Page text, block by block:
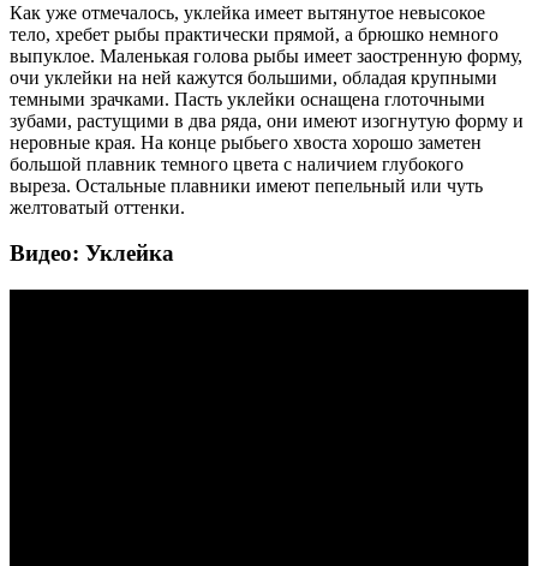
Как уже отмечалось, уклейка имеет вытянутое невысокое
тело, хребет рыбы практически прямой, а брюшко немного
выпуклое. Маленькая голова рыбы имеет заостренную форму,
очи уклейки на ней кажутся большими, обладая крупными
темными зрачками. Пасть уклейки оснащена глоточными
зубами, растущими в два ряда, они имеют изогнутую форму и
неровные края. На конце рыбьего хвоста хорошо заметен
большой плавник темного цвета с наличием глубокого
выреза. Остальные плавники имеют пепельный или чуть
желтоватый оттенки.
Видео: Уклейка